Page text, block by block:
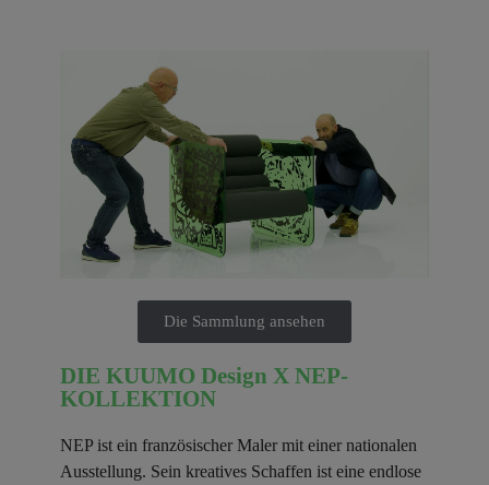
Die Sammlung ansehen
DIE KUUMO Design X NEP-
KOLLEKTION
NEP ist ein französischer Maler mit einer nationalen
Ausstellung. Sein kreatives Schaffen ist eine endlose